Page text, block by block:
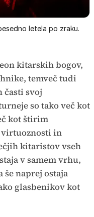
letela po zraku.
kitarskih bogov,
temveč tudi
časti svoj
so tako več kot
kot štirim
virtuoznosti in
kitaristov vseh
v samem vrhu,
še naprej ostaja
glasbenikov kot